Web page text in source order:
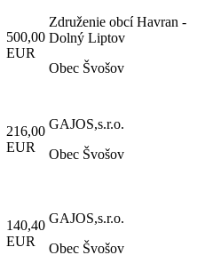
500,00
EUR
Združenie obcí Havran -
Dolný Liptov
Obec Švošov
216,00
EUR
GAJOS,s.r.o.
Obec Švošov
140,40
EUR
GAJOS,s.r.o.
Obec Švošov